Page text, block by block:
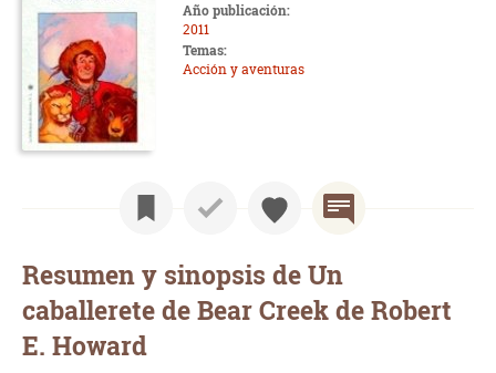
Año publicación:
2011
Temas:
Acción y aventuras
Resumen y sinopsis de Un
caballerete de Bear Creek de Robert
E. Howard